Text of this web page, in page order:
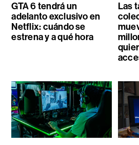
GTA 6 tendrá un
adelanto exclusivo en
Netflix: cuándo se
estrena y a qué hora
Las